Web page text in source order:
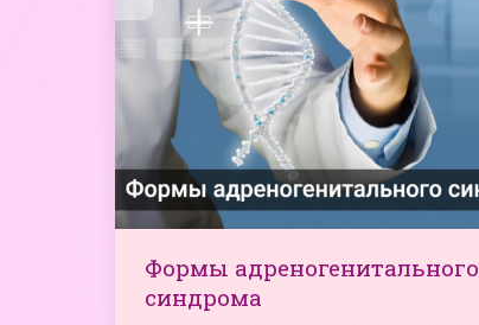
Формы адреногенитального
синдрома